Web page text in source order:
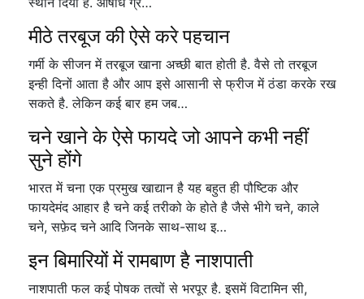
मीठे तरबूज की ऐसे करे पहचान
गर्मी के सीजन में तरबूज खाना अच्छी बात होती है. वैसे तो तरबूज
इन्ही दिनों आता है और आप इसे आसानी से फ्रीज में ठंडा करके रख
सकते है. लेकिन कई बार हम जब…
चने खाने के ऐसे फायदे जो आपने कभी नहीं
सुने होंगे
भारत में चना एक प्रमुख खाद्यान है यह बहुत ही पौष्टिक और
फायदेमंद आहार है चने कई तरीको के होते है जैसे भीगे चने, काले
चने, सफ़ेद चने आदि जिनके साथ-साथ इ…
इन बिमारियों में रामबाण है नाशपाती
नाशपाती फल कई पोषक तत्वों से भरपूर है. इसमें विटामिन सी,